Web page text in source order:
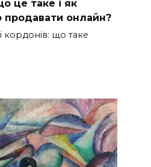
це таке і як
продавати онлайн?
кордонів: що таке